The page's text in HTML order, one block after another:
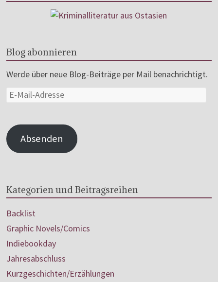
Blog abonnieren
Werde über neue Blog-Beiträge per Mail benachrichtigt.
Absenden
Kategorien und Beitragsreihen
Backlist
Graphic Novels/Comics
Indiebookday
Jahresabschluss
Kurzgeschichten/Erzählungen